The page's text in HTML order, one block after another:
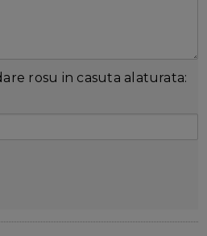
rosu in casuta alaturata: